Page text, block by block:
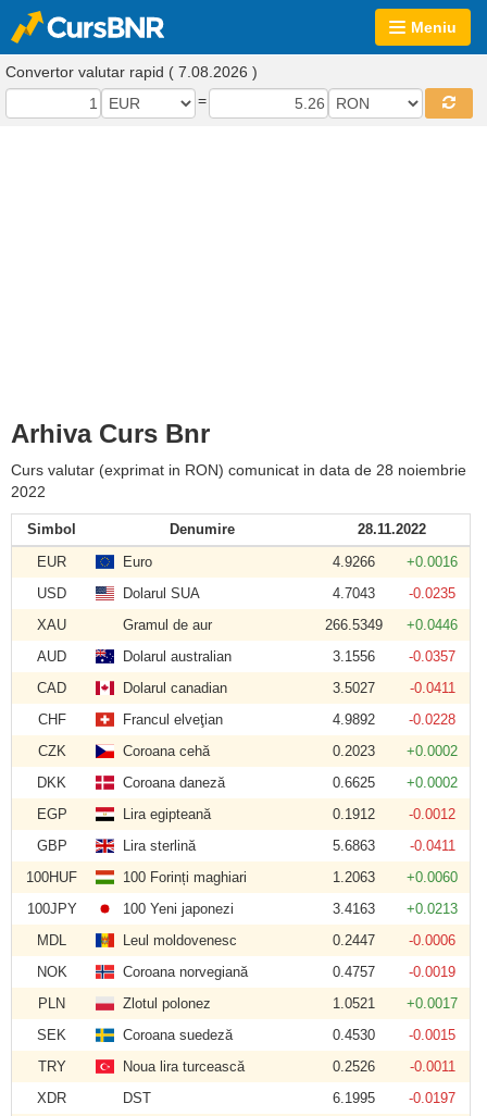
Meniu
Convertor valutar rapid ( 7.08.2026 )
=
Arhiva Curs Bnr
Curs valutar (exprimat in RON) comunicat in data de 28 noiembrie
2022
Simbol Denumire
28.11.2022
EUR
Euro 4.9266
+0.0016
USD
Dolarul SUA 4.7043
-0.0235
XAU
Gramul de aur 266.5349
+0.0446
AUD
Dolarul australian 3.1556
-0.0357
CAD
Dolarul canadian 3.5027
-0.0411
CHF
Francul elveţian 4.9892
-0.0228
CZK
Coroana cehă 0.2023
+0.0002
DKK
Coroana daneză 0.6625
+0.0002
EGP
Lira egipteană 0.1912
-0.0012
GBP
Lira sterlină 5.6863
-0.0411
100HUF
100 Forinți maghiari 1.2063
+0.0060
100JPY
100 Yeni japonezi 3.4163
+0.0213
MDL
Leul moldovenesc 0.2447
-0.0006
NOK
Coroana norvegiană 0.4757
-0.0019
PLN
Zlotul polonez 1.0521
+0.0017
SEK
Coroana suedeză 0.4530
-0.0015
TRY
Noua lira turcească 0.2526
-0.0011
XDR
DST 6.1995
-0.0197